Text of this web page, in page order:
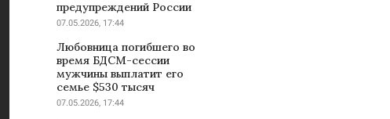
предупреждений России
07.05.2026, 17:44
Любовница погибшего во
время БДСМ-сессии
мужчины выплатит его
семье $530 тысяч
07.05.2026, 17:44